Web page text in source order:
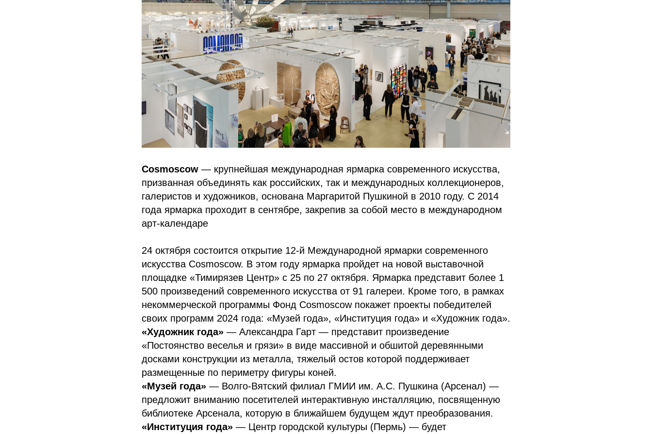
Cosmoscow — крупнейшая международная ярмарка современного искусства,
призванная объединять как российских, так и международных коллекционеров,
галеристов и художников, основана Маргаритой Пушкиной в 2010 году. С 2014
года ярмарка проходит в сентябре, закрепив за собой место в международном
арт-календаре
24 октября состоится открытие 12-й Международной ярмарки современного
искусства Cosmoscow. В этом году ярмарка пройдет на новой выставочной
площадке «Тимирязев Центр» с 25 по 27 октября. Ярмарка представит более 1
500 произведений современного искусства от 91 галереи. Кроме того, в рамках
некоммерческой программы Фонд Cosmoscow покажет проекты победителей
своих программ 2024 года: «Музей года», «Институция года» и «Художник года».
«Художник года» — Александра Гарт — представит произведение
«Постоянство веселья и грязи» в виде массивной и обшитой деревянными
досками конструкции из металла, тяжелый остов которой поддерживает
размещенные по периметру фигуры коней.
«Музей года» — Волго-Вятский филиал ГМИИ им. А.С. Пушкина (Арсенал) —
предложит вниманию посетителей интерактивную инсталляцию, посвященную
библиотеке Арсенала, которую в ближайшем будущем ждут преобразования.
«Институция года» — Центр городской культуры (Пермь) — будет